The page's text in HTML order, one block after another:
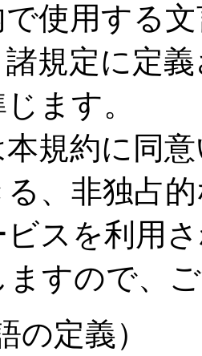
使用する
規定に定
ます。
規約に同
、非独占
ビスを利用
ますので、
の定義）